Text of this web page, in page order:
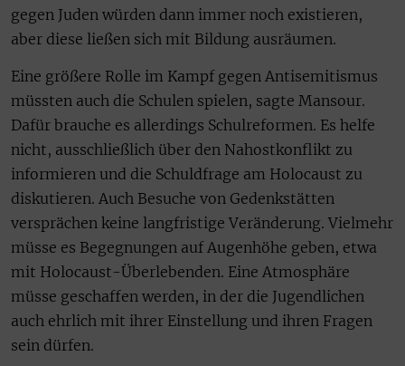
gegen Juden würden dann immer noch existieren,
aber diese ließen sich mit Bildung ausräumen.
Eine größere Rolle im Kampf gegen Antisemitismus
müssten auch die Schulen spielen, sagte Mansour.
Dafür brauche es allerdings Schulreformen. Es helfe
nicht, ausschließlich über den Nahostkonflikt zu
informieren und die Schuldfrage am Holocaust zu
diskutieren. Auch Besuche von Gedenkstätten
versprächen keine langfristige Veränderung. Vielmehr
müsse es Begegnungen auf Augenhöhe geben, etwa
mit Holocaust-Überlebenden. Eine Atmosphäre
müsse geschaffen werden, in der die Jugendlichen
auch ehrlich mit ihrer Einstellung und ihren Fragen
sein dürfen.